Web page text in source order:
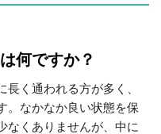
何ですか？
く通われる方が多く、
。なかなか良い状態を保
なくありませんが、中に